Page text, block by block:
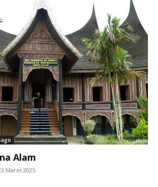
Alam
Maret 2025